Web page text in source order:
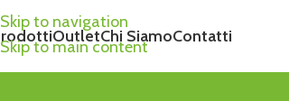
Skip to navigation
Skip to main content
OutletChi SiamoContatti